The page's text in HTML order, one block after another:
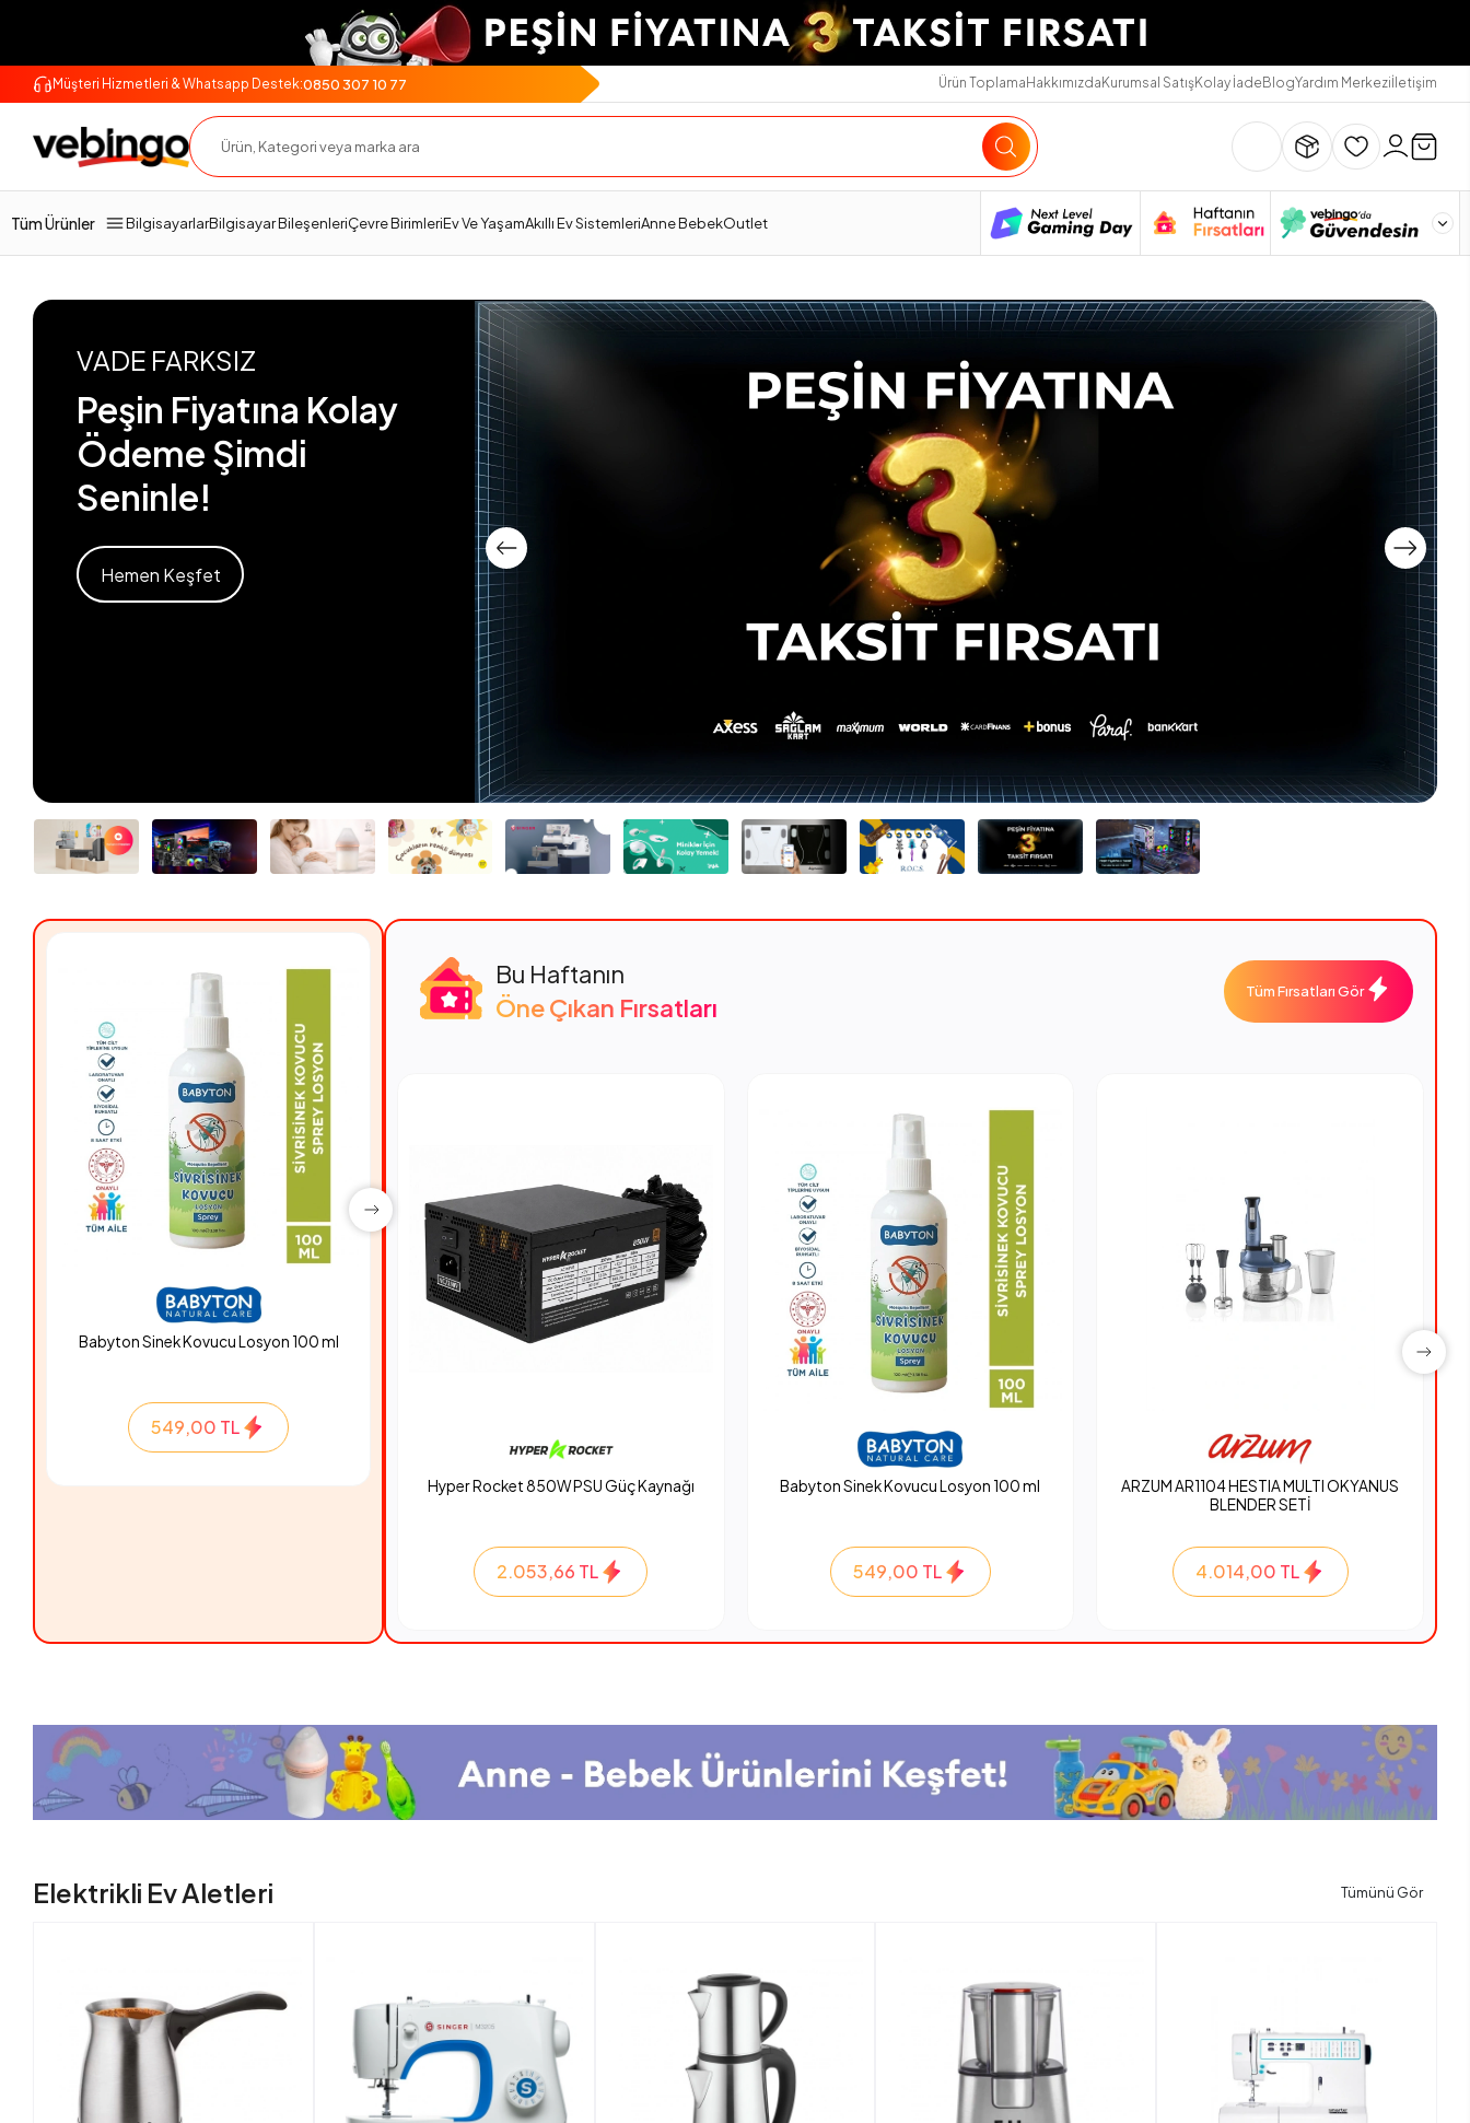
Müşteri Hizmetleri & Whatsapp Destek:0850 307 10 77 Ürün ToplamaHakkımızdaKurumsal SatışKolay İadeBlogYardım Merkeziİletişim
Tüm Ürünler BilgisayarlarBilgisayar BileşenleriÇevre BirimleriEv Ve YaşamAkıllı Ev SistemleriAnne BebekOutlet
VADE FARKSIZ
Peşin Fiyatına Kolay
Ödeme Şimdi
Seninle!
Hemen Keşfet
Babyton Sinek Kovucu Losyon 100 ml
549,00 TL
Hyper Rocket 850W PSU Güç Kaynağı
Bu Haftanın
Öne Çıkan Fırsatları
Tüm Fırsatları Gör
Hyper Rocket 850W PSU Güç Kaynağı
2.053,66 TL
Babyton Sinek Kovucu Losyon 100 ml
549,00 TL
ARZUM AR1104 HESTIA MULTI OKYANUS
BLENDER SETİ
4.014,00 TL
Elektrikli Ev Aletleri Tümünü Gör